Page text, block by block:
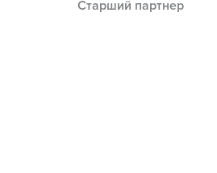
Старший партнер